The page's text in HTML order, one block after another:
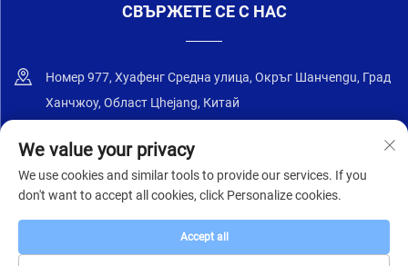
СВЪРЖЕТЕ СЕ С НАС
Номер 977, Хуафенг Средна улица, Окръг Шанчengu, Град
Ханчжоу, Област Цhejang, Китай
+86-18668589258
[email protected]
© 2025 Цзянсу Чжунъи Фърнитър Ко., Лтд.
поверителност
We value your privacy
We use cookies and similar tools to provide our services. If you
don't want to accept all cookies, click Personalize cookies.
Accept all